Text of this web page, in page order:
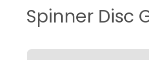
Spinner Disc